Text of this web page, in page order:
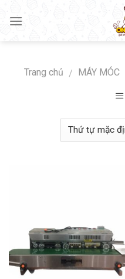
Trang chủ / MÁY MÓC